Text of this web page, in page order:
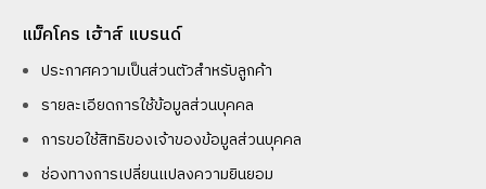
แม็คโคร เฮ้าส์ แบรนด์
ประกาศความเป็นส่วนตัวสำหรับลูกค้า
รายละเอียดการใช้ข้อมูลส่วนบุคคล
การขอใช้สิทธิของเจ้าของข้อมูลส่วนบุคคล
ช่องทางการเปลี่ยนแปลงความยินยอม